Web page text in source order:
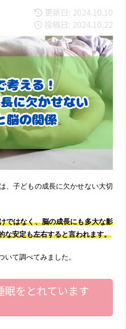
更新日: 2024.10.10
投稿日: 2024.10.22
、子どもの成長に欠かせない大切
ではなく、脳の成長にも多大な影
な安定も左右すると言われます。
て調べてみました。
眠をとれています